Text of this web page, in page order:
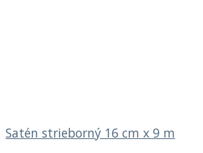
Satén strieborný 16 cm x 9 m